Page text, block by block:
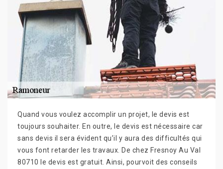
Quand vous voulez accomplir un projet, le devis est
toujours souhaiter. En outre, le devis est nécessaire car
sans devis il sera évident qu’il y aura des difficultés qui
vous font retarder les travaux. De chez Fresnoy Au Val
80710 le devis est gratuit. Ainsi, pourvoit des conseils